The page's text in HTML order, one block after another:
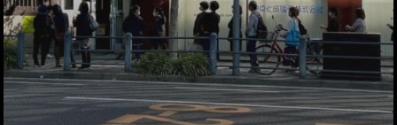
ハイパー縁側@私市
ハイパー縁側@三輪
ハイパー縁側@夢キ